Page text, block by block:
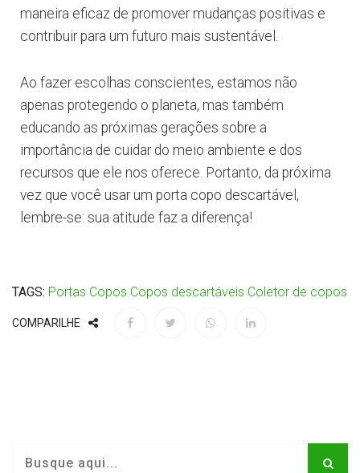
maneira eficaz de promover mudanças positivas e
contribuir para um futuro mais sustentável.
Ao fazer escolhas conscientes, estamos não
apenas protegendo o planeta, mas também
educando as próximas gerações sobre a
importância de cuidar do meio ambiente e dos
recursos que ele nos oferece. Portanto, da próxima
vez que você usar um porta copo descartável,
lembre-se: sua atitude faz a diferença!
TAGS: Portas Copos Copos descartáveis Coletor de copos
COMPARILHE